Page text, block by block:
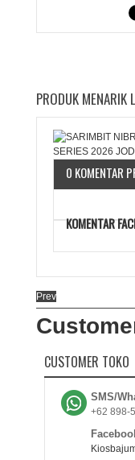
PRODUK MENARIK
0 KOMENTAR
KOMENTAR
Prev
CUSTOMER TOKO
SMS/
+62 898-